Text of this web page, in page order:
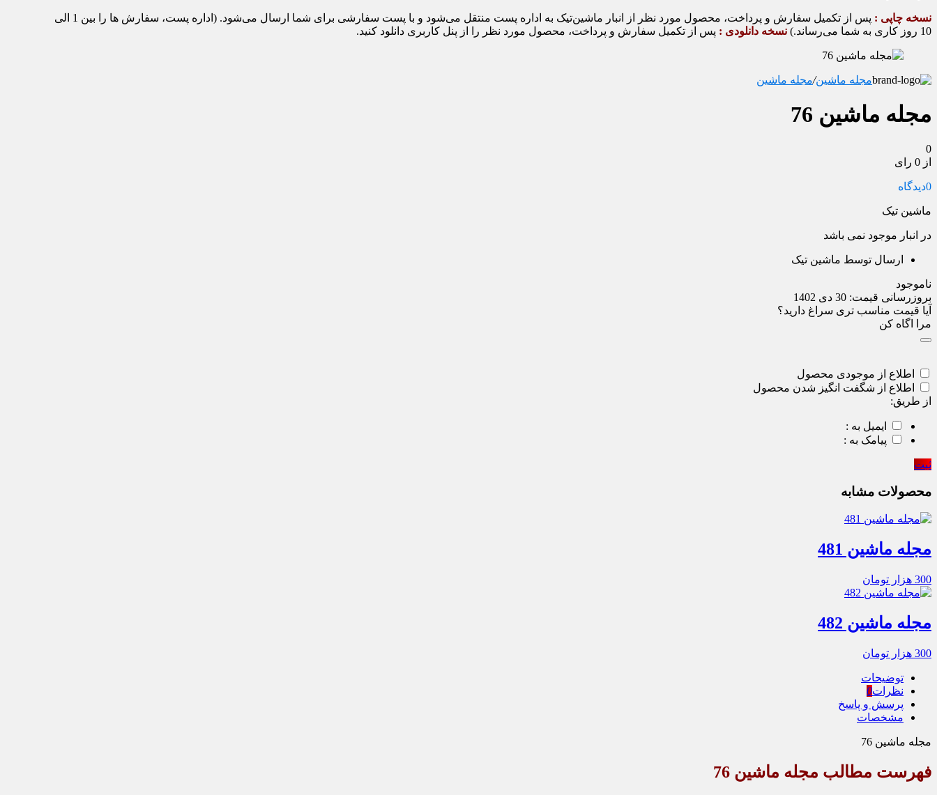
نسخه چاپی :
پس از تکمیل سفارش و پرداخت، محصول مورد نظر از انبار ماشین‌تیک به اداره پست منتقل می‌شود و با پست سفارشی برای شما ارسال می‌شود. (اداره پست، سفارش ها را بین 1 الی
10 روز کاری به شما می‌رساند.)
نسخه دانلودی : پس از تکمیل سفارش و پرداخت، محصول مورد نظر را از پنل کاربری دانلود کنید.
مجله ماشین/مجله ماشین
مجله ماشین 76
0
از 0 رای
0دیدگاه
ماشین تیک
در انبار موجود نمی باشد
ارسال توسط ماشین تیک
ناموجود
بروزرسانی قیمت: 30 دی 1402
آیا قیمت مناسب تری سراغ دارید؟
مرا اگاه کن
اطلاع از موجودی محصول
اطلاع از شگفت انگیز شدن محصول
از طریق:
ایمیل به :
پیامک به :
ثبت
محصولات مشابه
مجله ماشین 481
300 هزار تومان
مجله ماشین 482
300 هزار تومان
توضیحات
نظرات0
پرسش و پاسخ
مشخصات
مجله ماشین 76
فهرست مطالب مجله ماشین 76